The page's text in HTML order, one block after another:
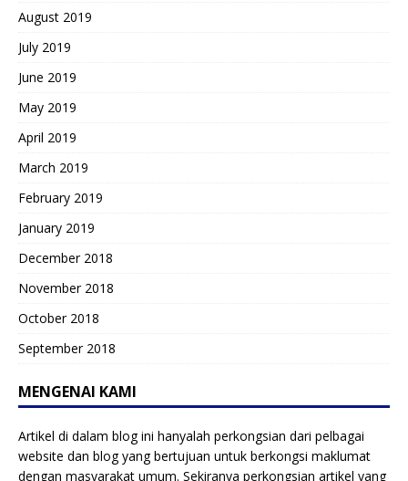
August 2019
July 2019
June 2019
May 2019
April 2019
March 2019
February 2019
January 2019
December 2018
November 2018
October 2018
September 2018
MENGENAI KAMI
Artikel di dalam blog ini hanyalah perkongsian dari pelbagai
website dan blog yang bertujuan untuk berkongsi maklumat
dengan masyarakat umum. Sekiranya perkongsian artikel yang